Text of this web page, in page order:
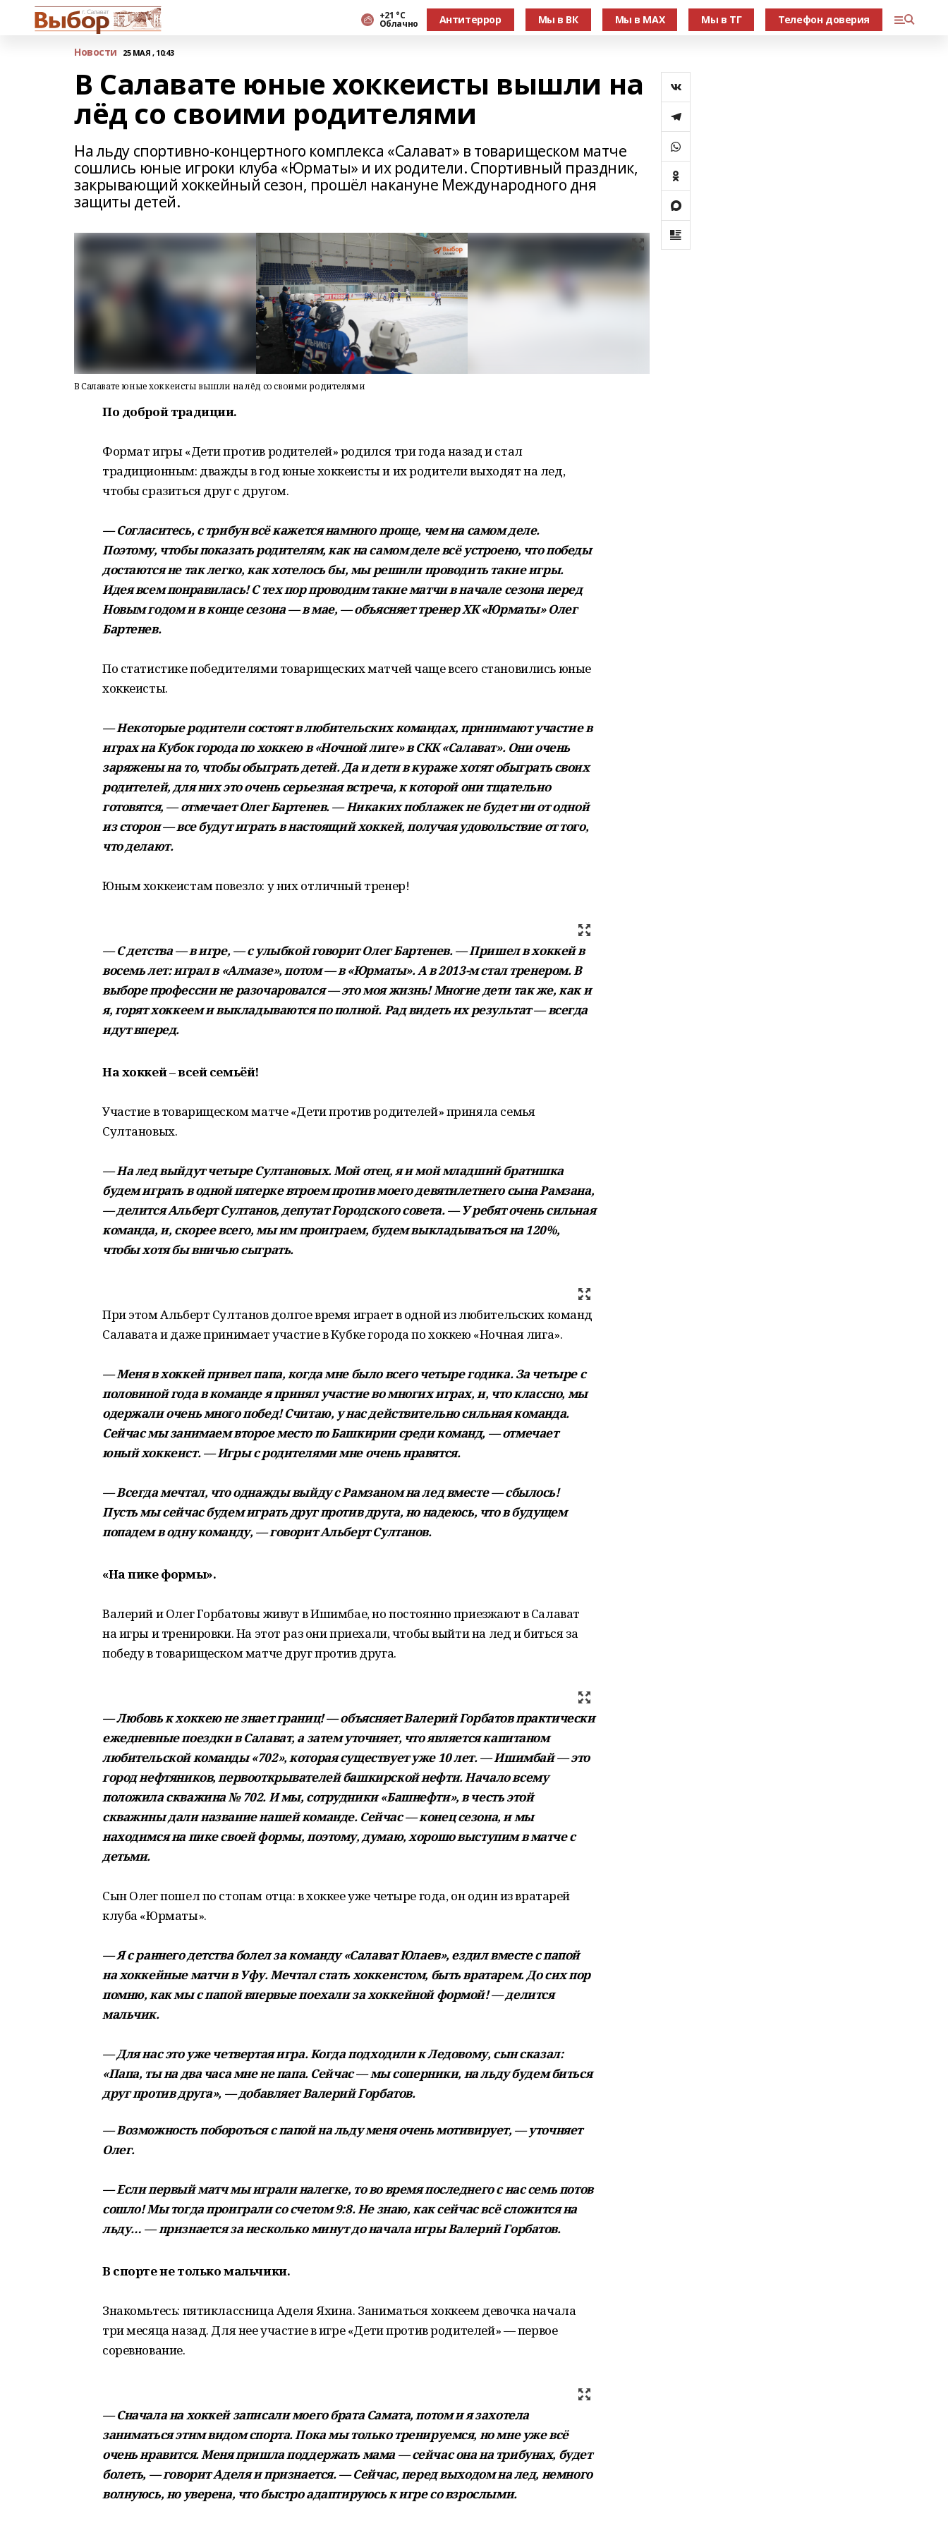
+21 °С
Облачно Антитеррор Мы в ВК Мы в МАХ Мы в ТГ Телефон доверия
Новости 25 МАЯ , 10:43
В Салавате юные хоккеисты вышли на
лёд со своими родителями
На льду спортивно-концертного комплекса «Салават» в товарищеском матче
сошлись юные игроки клуба «Юрматы» и их родители. Спортивный праздник,
закрывающий хоккейный сезон, прошёл накануне Международного дня
защиты детей.
В Салавате юные хоккеисты вышли на лёд со своими родителями
По доброй традиции.
Формат игры «Дети против родителей» родился три года назад и стал
традиционным: дважды в год юные хоккеисты и их родители выходят на лед,
чтобы сразиться друг с другом.
— Согласитесь, с трибун всё кажется намного проще, чем на самом деле.
Поэтому, чтобы показать родителям, как на самом деле всё устроено, что победы
достаются не так легко, как хотелось бы, мы решили проводить такие игры.
Идея всем понравилась! С тех пор проводим такие матчи в начале сезона перед
Новым годом и в конце сезона — в мае, — объясняет тренер ХК «Юрматы» Олег
Бартенев.
По статистике победителями товарищеских матчей чаще всего становились юные
хоккеисты.
— Некоторые родители состоят в любительских командах, принимают участие в
играх на Кубок города по хоккею в «Ночной лиге» в СКК «Салават». Они очень
заряжены на то, чтобы обыграть детей. Да и дети в кураже хотят обыграть своих
родителей, для них это очень серьезная встреча, к которой они тщательно
готовятся, — отмечает Олег Бартенев. — Никаких поблажек не будет ни от одной
из сторон — все будут играть в настоящий хоккей, получая удовольствие от того,
что делают.
Юным хоккеистам повезло: у них отличный тренер!
— С детства — в игре, — с улыбкой говорит Олег Бартенев. — Пришел в хоккей в
восемь лет: играл в «Алмазе», потом — в «Юрматы». А в 2013-м стал тренером. В
выборе профессии не разочаровался — это моя жизнь! Многие дети так же, как и
я, горят хоккеем и выкладываются по полной. Рад видеть их результат — всегда
идут вперед.
На хоккей – всей семьёй!
Участие в товарищеском матче «Дети против родителей» приняла семья
Султановых.
— На лед выйдут четыре Султановых. Мой отец, я и мой младший братишка
будем играть в одной пятерке втроем против моего девятилетнего сына Рамзана,
— делится Альберт Султанов, депутат Городского совета. — У ребят очень сильная
команда, и, скорее всего, мы им проиграем, будем выкладываться на 120%,
чтобы хотя бы вничью сыграть.
При этом Альберт Султанов долгое время играет в одной из любительских команд
Салавата и даже принимает участие в Кубке города по хоккею «Ночная лига».
— Меня в хоккей привел папа, когда мне было всего четыре годика. За четыре с
половиной года в команде я принял участие во многих играх, и, что классно, мы
одержали очень много побед! Считаю, у нас действительно сильная команда.
Сейчас мы занимаем второе место по Башкирии среди команд, — отмечает
юный хоккеист. — Игры с родителями мне очень нравятся.
— Всегда мечтал, что однажды выйду с Рамзаном на лед вместе — сбылось!
Пусть мы сейчас будем играть друг против друга, но надеюсь, что в будущем
попадем в одну команду, — говорит Альберт Султанов.
«На пике формы».
Валерий и Олег Горбатовы живут в Ишимбае, но постоянно приезжают в Салават
на игры и тренировки. На этот раз они приехали, чтобы выйти на лед и биться за
победу в товарищеском матче друг против друга.
— Любовь к хоккею не знает границ! — объясняет Валерий Горбатов практически
ежедневные поездки в Салават, а затем уточняет, что является капитаном
любительской команды «702», которая существует уже 10 лет. — Ишимбай — это
город нефтяников, первооткрывателей башкирской нефти. Начало всему
положила скважина № 702. И мы, сотрудники «Башнефти», в честь этой
скважины дали название нашей команде. Сейчас — конец сезона, и мы
находимся на пике своей формы, поэтому, думаю, хорошо выступим в матче с
детьми.
Сын Олег пошел по стопам отца: в хоккее уже четыре года, он один из вратарей
клуба «Юрматы».
— Я с раннего детства болел за команду «Салават Юлаев», ездил вместе с папой
на хоккейные матчи в Уфу. Мечтал стать хоккеистом, быть вратарем. До сих пор
помню, как мы с папой впервые поехали за хоккейной формой! — делится
мальчик.
— Для нас это уже четвертая игра. Когда подходили к Ледовому, сын сказал:
«Папа, ты на два часа мне не папа. Сейчас — мы соперники, на льду будем биться
друг против друга», — добавляет Валерий Горбатов.
— Возможность побороться с папой на льду меня очень мотивирует, — уточняет
Олег.
— Если первый матч мы играли налегке, то во время последнего с нас семь потов
сошло! Мы тогда проиграли со счетом 9:8. Не знаю, как сейчас всё сложится на
льду… — признается за несколько минут до начала игры Валерий Горбатов.
В спорте не только мальчики.
Знакомьтесь: пятиклассница Аделя Яхина. Заниматься хоккеем девочка начала
три месяца назад. Для нее участие в игре «Дети против родителей» — первое
соревнование.
— Сначала на хоккей записали моего брата Самата, потом и я захотела
заниматься этим видом спорта. Пока мы только тренируемся, но мне уже всё
очень нравится. Меня пришла поддержать мама — сейчас она на трибунах, будет
болеть, — говорит Аделя и признается. — Сейчас, перед выходом на лед, немного
волнуюсь, но уверена, что быстро адаптируюсь к игре со взрослыми.